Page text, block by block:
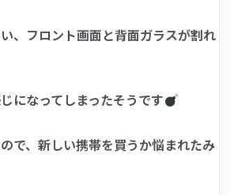
、フロント画面と背面ガラスが割れ
になってしまったそうです
で、新しい携帯を買うか悩まれたみ